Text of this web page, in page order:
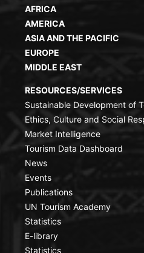
AFRICA
AMERICA
ASIA AND THE PACIFIC
EUROPE
MIDDLE EAST
RESOURCES/SERVICES
Sustainable Development of
Ethics, Culture and Social
Market Intelligence
Tourism Data Dashboard
News
Events
Publications
UN Tourism Academy
Statistics
E-library
Statistics